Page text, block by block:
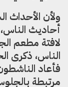
ولأن الأحداث
أحاديث
لافتة مطعم
الناس، ذكرى
فأعاد
مرتبطة